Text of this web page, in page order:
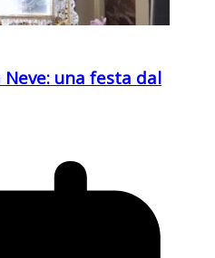
una festa dal